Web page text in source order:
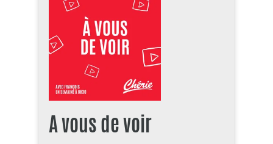
A vous de voir